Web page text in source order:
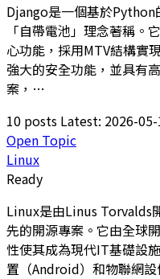
Django是一個基於Python
「自帶電池」理念著稱。
心功能，採用MTV結構實
強大的安全功能，並具有
案，…
10 posts Latest: 2026-
Open Topic
Linux
Ready
Linux是由Linus Torvalds
先的開源專案。它由全球
性使其成為現代IT基礎設
置（Android）和物聯網